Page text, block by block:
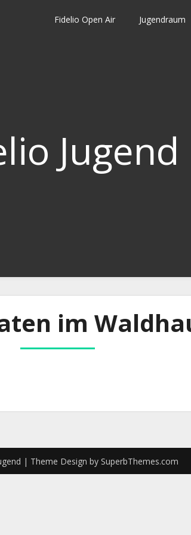
Fidelio Open Air Jugendraum
Jugend
im
| Theme Design by SuperbThemes.com